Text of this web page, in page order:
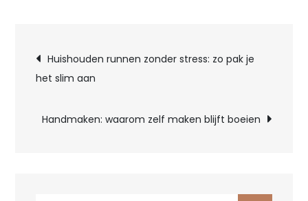
Bericht
navigatie
Huishouden runnen zonder stress: zo pak je
het slim aan
Handmaken: waarom zelf maken blijft boeien